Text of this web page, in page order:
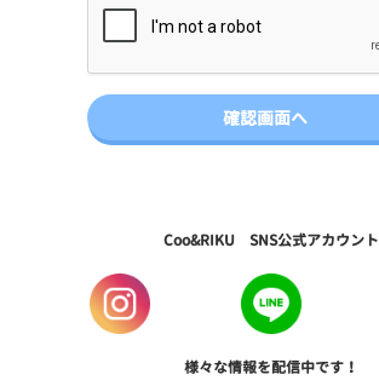
Coo&RIKU SNS公式アカウント
様々な情報を配信中です！